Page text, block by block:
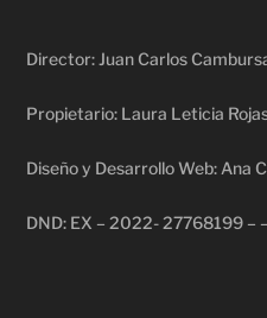
Director: Juan Carlos
Propietario: Laura Leticia
Diseño y Desarrollo Web: Ana
DND: EX – 2022- 27768199 –